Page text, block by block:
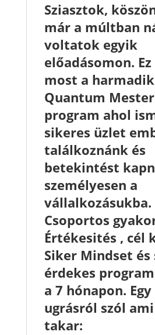
Sziasztok,
már a múltban
voltatok egyik
előadásomon.
most a harmadik
Quantum
program ahol
sikeres üzlet
találkoznánk és
betekintést
személyesen a
vállalkozásukba.
Csoportos
Értékesités , cél
Siker Mindset és
érdekes
a 7 hónapon.
ugrásról szól
takar: